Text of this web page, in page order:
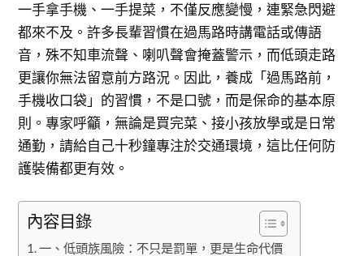
一手拿手機、一手提菜，不僅反應變慢，連緊急閃避
都來不及。許多長輩習慣在過馬路時講電話或傳語
音，殊不知車流聲、喇叭聲會掩蓋警示，而低頭走路
更讓你無法留意前方路況。因此，養成「過馬路前，
手機收口袋」的習慣，不是口號，而是保命的基本原
則。專家呼籲，無論是買完菜、接小孩放學或是日常
通勤，請給自己十秒鐘專注於交通環境，這比任何防
護裝備都更有效。
內容目錄
一、低頭族風險：不只是罰單，更是生命代價